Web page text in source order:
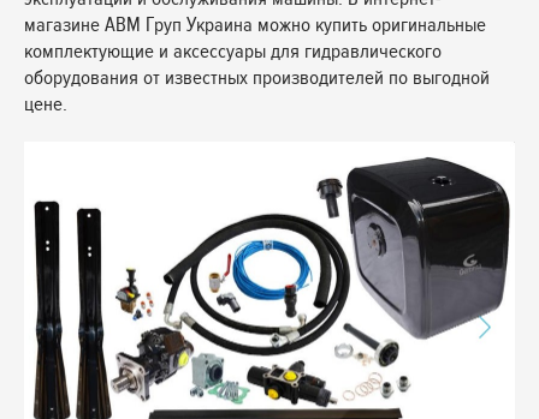
магазине АВМ Груп Украина можно купить оригинальные
комплектующие и аксессуары для гидравлического
оборудования от известных производителей по выгодной
цене.